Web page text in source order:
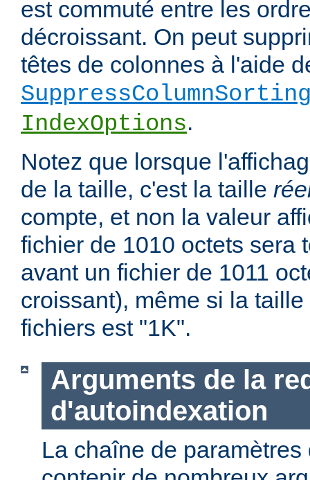
est commuté entre les
décroissant. On peut
têtes de colonnes à l'aide
IndexOptions.
Notez que lorsque
de la taille, c'est la taille
compte, et non la valeur
fichier de 1010 octets sera
avant un fichier de 1011
croissant), même si la
fichiers est "1K".
Arguments de la
d'autoindexation
La chaîne de